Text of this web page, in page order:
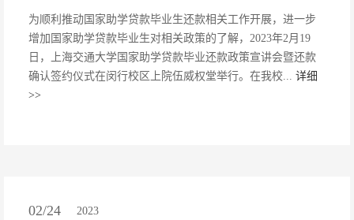
为顺利推动国家助学贷款毕业生还款相关工作开展，进一步
增加国家助学贷款毕业生对相关政策的了解，2023年2月19
日，上海交通大学国家助学贷款毕业还款政策宣讲会暨还款
确认签约仪式在闵行校区上院伍威权堂举行。在我校... 详细
>>
02/24 2023